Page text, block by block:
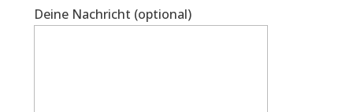
Deine Nachricht (optional)